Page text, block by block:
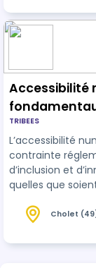
formation
usages de l’IA,
Accessibilité
TRIBEES
L’accessibilité
contrainte
d’inclusion et d’innovation. Elle
quelles que
formation offre
pour concevoir
Cholet